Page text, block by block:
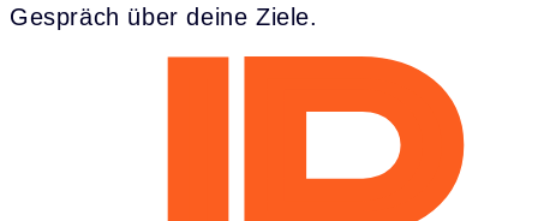
Gespräch über deine Ziele.